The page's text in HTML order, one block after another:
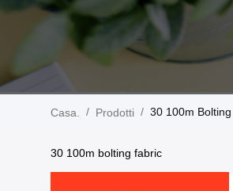
Casa. / Prodotti / 30 100m
30 100m bolting fabric